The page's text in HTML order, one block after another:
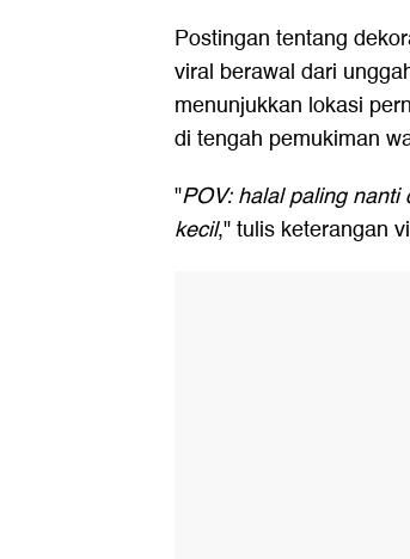
Postingan tentang
viral berawal dari
menunjukkan lokasi
di tengah pemukiman
"POV: halal paling
kecil," tulis keterangan